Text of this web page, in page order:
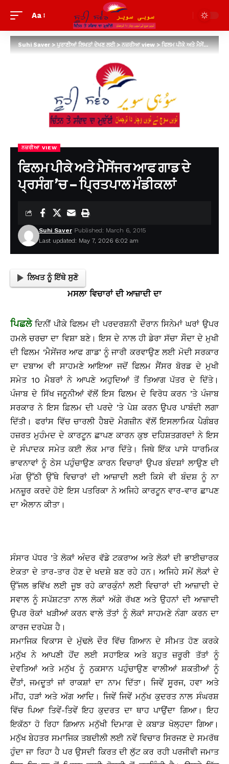
Aa
Suhi Saver>ਪੁਰਾਣੀਆਂ ਲਿਖਤਾਂ ਦੇਖਣ ਲਈ>ਨਜ਼ਰੀਆ view>ਫਿਲਮ ਪੀਕੇ ਅਤੇ ਮੈਸੇਂਜਰ ਆਫ ਗਾਡ ਦੇ ਪ੍ਰਸੰਗ ’ਚ – ਪਿ੍ਰਤਪਾਲ ਮੰਡੀਕਲਾਂ
ਨਜ਼ਰੀਆ VIEW
ਫਿਲਮ ਪੀਕੇ ਅਤੇ ਮੈਸੇਂਜਰ ਆਫ ਗਾਡ ਦੇ
ਪ੍ਰਸੰਗ ’ਚ – ਪਿ੍ਰਤਪਾਲ ਮੰਡੀਕਲਾਂ
Last updated: May 7, 2026 6:02 am
Suhi Saver Published: March 6, 2015
ਲਿਖਤ ਨੂੰ ਇੱਥੇ ਸੁਣੋ
ਮਸਲਾ ਵਿਚਾਰਾਂ ਦੀ ਆਜ਼ਾਦੀ ਦਾ
ਪਿਛਲੇਦਿਨੀਂ ਪੀਕੇ ਫਿਲਮ ਦੀ ਪਰਦਰਸ਼ਨੀ ਦੌਰਾਨ ਸਿਨੇਮਾਂ ਘਰਾਂ ਉਪਰ
ਹਮਲੇ ਚਰਚਾ ਦਾ ਵਿਸ਼ਾ ਬਣੇ। ਇਸ ਦੇ ਨਾਲ ਹੀ ਡੇਰਾ ਸੱਚਾ ਸੌਦਾ ਦੇ ਮੁਖੀ
ਦੀ ਫਿਲਮ ‘ਮੈਸੇਂਜਰ ਆਫ ਗਾਡ’ ਨੂੰ ਜਾਰੀ ਕਰਵਾਉਣ ਲਈ ਮੋਦੀ ਸਰਕਾਰ
ਦਾ ਦਬਾਅ ਵੀ ਸਾਹਮਣੇ ਆਇਆ ਜਦੋਂ ਫਿਲਮ ਸੈਂਸਰ ਬੋਰਡ ਦੇ ਮੁਖੀ
ਸਮੇਤ 10 ਮੈਬਰਾਂ ਨੇ ਆਪਣੇ ਅਹੁਦਿਆਂ ਤੋਂ ਤਿਆਗ ਪੱਤਰ ਦੇ ਦਿੱਤੇ।
ਪੰਜਾਬ ਦੇ ਸਿੱਖ ਜਨੂਨੀਆਂ ਵੱਲੋਂ ਇਸ ਫਿਲਮ ਦੇ ਵਿਰੋਧ ਕਰਨ ’ਤੇ ਪੰਜਾਬ
ਸਰਕਾਰ ਨੇ ਇਸ ਫ਼ਿਲਮ ਦੀ ਪਰਦੇ ’ਤੇ ਪੇਸ਼ ਕਰਨ ਉਪਰ ਪਾਬੰਦੀ ਲਗਾ
ਦਿੱਤੀ। ਫਰਾਂਸ ਵਿੱਚ ਚਾਰਲੀ ਹੈਬਦੋ ਮੈਗਜ਼ੀਨ ਵੱਲੋਂ ਇਸਲਾਮਿਕ ਪੈਗੰਬਰ
ਹਜ਼ਰਤ ਮੁਹੰਮਦ ਦੇ ਕਾਰਟੂਨ ਛਾਪਣ ਕਾਰਨ ਕੁਝ ਦਹਿਸ਼ਤਗਰਦਾਂ ਨੇ ਇਸ
ਦੇ ਸੰਪਾਦਕ ਸਮੇਤ ਕਈ ਲੋਕ ਮਾਰ ਦਿੱਤੇ। ਜਿਥੇ ਇੱਕ ਪਾਸੇ ਧਾਰਮਿਕ
ਭਾਵਨਾਵਾਂ ਨੂੰ ਠੇਸ ਪਹੁੰਚਾਉਣ ਕਾਰਨ ਵਿਚਾਰਾਂ ਉਪਰ ਬੰਦਸ਼ਾਂ ਲਾਉਣ ਦੀ
ਮੰਗ ਉੱਠੀ ਉੱਥੇ ਵਿਚਾਰਾਂ ਦੀ ਆਜ਼ਾਦੀ ਲਈ ਕਿਸੇ ਵੀ ਬੰਦਸ਼ ਨੂੰ ਨਾ
ਮਨਜ਼ੂਰ ਕਰਦੇ ਹੋਏ ਇਸ ਪਤਰਿਕਾ ਨੇ ਅਜਿਹੇ ਕਾਰਟੂਨ ਵਾਰ-ਵਾਰ ਛਾਪਣ
ਦਾ ਐਲਾਨ ਕੀਤਾ।
ਸੰਸਾਰ ਪੱਧਰ ’ਤੇ ਲੋਕਾਂ ਅੰਦਰ ਵੱਡੇ ਟਕਰਾਅ ਅਤੇ ਲੋਕਾਂ ਦੀ ਭਾਈਚਾਰਕ
ਏਕਤਾ ਦੇ ਤਾਰ-ਤਾਰ ਹੋਣ ਦੇ ਖਦਸ਼ੇ ਬਣ ਰਹੇ ਹਨ। ਅਜਿਹੇ ਸਮੇਂ ਲੋਕਾਂ ਦੇ
ਉੱਜਲ ਭਵਿੱਖ ਲਈ ਜੂਝ ਰਹੇ ਕਾਰਕੁੰਨਾਂ ਲਈ ਵਿਚਾਰਾਂ ਦੀ ਆਜ਼ਾਦੀ ਦੇ
ਸਵਾਲ ਨੂੰ ਸਪੱਸ਼ਟਤਾ ਨਾਲ ਲੋਕਾਂ ਅੱਗੇ ਰੱਖਣ ਅਤੇ ਉਹਨਾਂ ਦੀ ਆਜ਼ਾਦੀ
ਉਪਰ ਰੋਕਾਂ ਖੜੀਆਂ ਕਰਨ ਵਾਲੇ ਤੱਤਾਂ ਨੂੰ ਲੋਕਾਂ ਸਾਹਮਣੇ ਨੰਗਾ ਕਰਨ ਦਾ
ਕਾਰਜ ਦਰਪੇਸ਼ ਹੈ।
ਸਮਾਜਿਕ ਵਿਕਾਸ ਦੇ ਮੁੱਢਲੇ ਦੌਰ ਵਿੱਚ ਗਿਆਨ ਦੇ ਸੀਮਤ ਹੋਣ ਕਰਕੇ
ਮਨੁੱਖ ਨੇ ਆਪਣੀ ਹੋਂਦ ਲਈ ਸਹਾਇਕ ਅਤੇ ਬਹੁਤ ਜ਼ਰੂਰੀ ਤੱਤਾਂ ਨੂੰ
ਦੇਵਤਿਆਂ ਅਤੇ ਮਨੁੱਖ ਨੂੰ ਨੁਕਸਾਨ ਪਹੁੰਚਾਉਣ ਵਾਲੀਆਂ ਸ਼ਕਤੀਆਂ ਨੂੰ
ਦੈਂਤਾਂ, ਜਮਦੂਤਾਂ ਜਾਂ ਰਾਕਸ਼ਾਂ ਦਾ ਨਾਮ ਦਿੱਤਾ। ਜਿਵੇਂ ਸੂਰਜ, ਹਵਾ ਅਤੇ
ਮੀਂਹ, ਹੜਾਂ ਅਤੇ ਅੱਗ ਆਦਿ। ਜਿਵੇਂ ਜਿਵੇਂ ਮਨੁੱਖ ਕੁਦਰਤ ਨਾਲ ਸੰਘਰਸ਼
ਵਿੱਚ ਪਿਆ ਤਿਵੇਂ-ਤਿਵੇਂ ਇਹ ਕੁਦਰਤ ਦਾ ਥਾਹ ਪਾਉਂਦਾ ਗਿਆ। ਇਹ
ਇਕੱਠਾ ਹੋ ਰਿਹਾ ਗਿਆਨ ਮਨੁੱਖੀ ਦਿਮਾਗ ਦੇ ਕਬਾੜ ਖੋਲ੍ਹਦਾ ਗਿਆ।
ਮਨੁੱਖ ਬੇਹਤਰ ਸਮਾਜਿਕ ਤਬਦੀਲੀ ਲਈ ਨਵੇਂ ਵਿਚਾਰ ਸਿਰਜਣ ਦੇ ਸਮਰੱਥ
ਹੁੰਦਾ ਜਾ ਰਿਹਾ ਹੈ ਪਰ ਉਸਦੀ ਕਿਰਤ ਦੀ ਲੁੱਟ ਕਰ ਰਹੀ ਪਰਜੀਵੀ ਜਮਾਤ